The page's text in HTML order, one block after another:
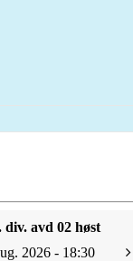
div. avd 02 høst
2026 - 18:30